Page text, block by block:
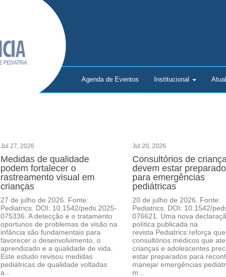
Agenda de Eventos Institucional
Jul 27, 2026
Medidas de qualidade
podem fortalecer o
rastreamento visual em
crianças
27 de julho de 2026. Fonte:
Pediatrics. DOI: 10.1542/peds.2025-
075336. A detecção e o tratamento
oportunos de problemas de visão na
infância são fundamentais para
favorecer o desenvolvimento, o
aprendizado e a qualidade de vida.
Este estudo revisou medidas
pediátricas de qualidade voltadas
a...
Jul 20, 2026
Consultórios de
devem estar
para emergências
pediátricas
20 de julho de 2026. Fonte:
Pediatrics. DOI: 10.1542/
076621. Uma nova
política publicada na
revista Pediatrics reforça que
consultórios médicos que
crianças e adolescentes
estar preparados para
manejar emergências
m...